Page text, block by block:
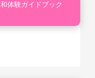
和体験ガイドブック